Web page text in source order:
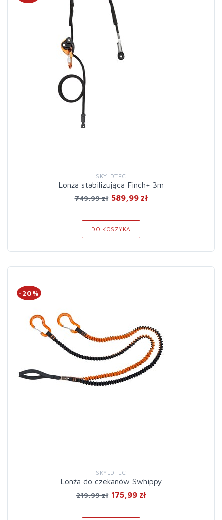
SKYLOTEC
Lonża stabilizująca Finch+ 3m
749,99 zł 589,99 zł
DO KOSZYKA
-20%
SKYLOTEC
Lonża do czekanów Swhippy
219,99 zł 175,99 zł